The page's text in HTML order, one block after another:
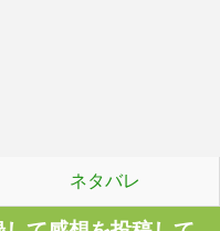
ネタバレ